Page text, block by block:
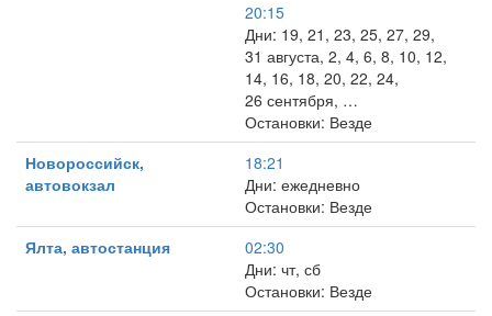
20:15
Дни: 19, 21, 23, 25, 27, 29,
31 августа, 2, 4, 6, 8, 10, 12,
14, 16, 18, 20, 22, 24,
26 сентября, …
Остановки: Везде
Новороссийск,
автовокзал
18:21
Дни: ежедневно
Остановки: Везде
Ялта, автостанция
02:30
Дни: чт, сб
Остановки: Везде